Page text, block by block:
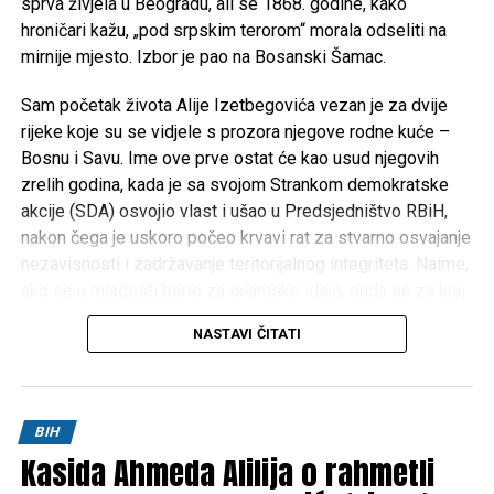
hroničari kažu, „pod srpskim terorom“ morala odseliti na
mirnije mjesto. Izbor je pao na Bosanski Šamac.
Sam početak života Alije Izetbegovića vezan je za dvije
rijeke koje su se vidjele s prozora njegove rodne kuće –
Bosnu i Savu. Ime ove prve ostat će kao usud njegovih
zrelih godina, kada je sa svojom Strankom demokratske
akcije (SDA) osvojio vlast i ušao u Predsjedništvo RBiH,
nakon čega je uskoro počeo krvavi rat za stvarno osvajanje
nezavisnosti i zadržavanje teritorijalnog integriteta. Naime,
Izetbegovićevog života može reći da je bio zaokupljen
borbom za prava bošnjačkog naroda i domovinu Bosnu i
ideje i ideale.
Tako je, zajedno s nekoliko istomišljenika, artikulaciju
NASTAVI ČITATI
BIH
Kasida Ahmeda Alilija o rahmetli